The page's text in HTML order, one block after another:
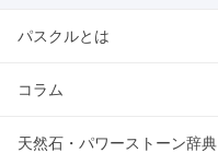
パスクルとは
コラム
天然石・パワーストーン辞典